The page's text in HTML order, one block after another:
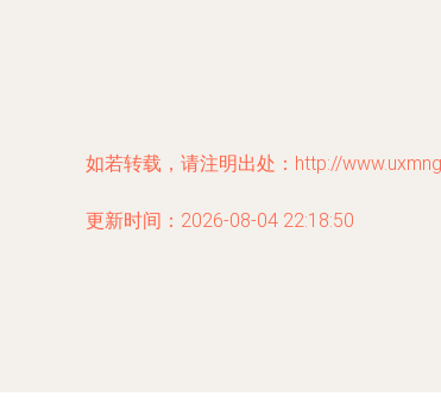
如若转载，请注明出处：http://
更新时间：2026-08-04 22:18:50